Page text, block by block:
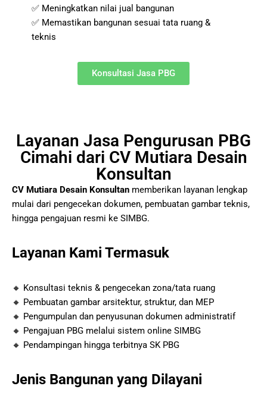
✅ Meningkatkan nilai jual bangunan
✅ Memastikan bangunan sesuai tata ruang &
teknis
Konsultasi Jasa PBG
Layanan Jasa Pengurusan PBG
Cimahi dari CV Mutiara Desain
Konsultan
CV Mutiara Desain Konsultan memberikan layanan lengkap
mulai dari pengecekan dokumen, pembuatan gambar teknis,
hingga pengajuan resmi ke SIMBG.
Layanan Kami Termasuk
🔸 Konsultasi teknis & pengecekan zona/tata ruang
🔸 Pembuatan gambar arsitektur, struktur, dan MEP
🔸 Pengumpulan dan penyusunan dokumen administratif
🔸 Pengajuan PBG melalui sistem online SIMBG
🔸 Pendampingan hingga terbitnya SK PBG
Jenis Bangunan yang Dilayani